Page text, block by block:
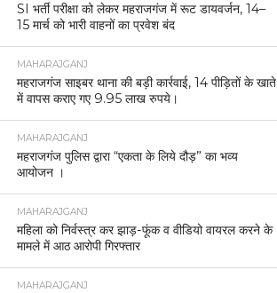
SI भर्ती परीक्षा को लेकर महराजगंज में रूट डायवर्जन, 14–
15 मार्च को भारी वाहनों का प्रवेश बंद
MAHARAJGANJ
महराजगंज साइबर थाना की बड़ी कार्रवाई, 14 पीड़ितों के खाते
में वापस कराए गए 9.95 लाख रुपये।
MAHARAJGANJ
महराजगंज पुलिस द्वारा “एकता के लिये दौड़” का भव्य
आयोजन ।
MAHARAJGANJ
महिला को निर्वस्त्र कर झाड़-फूंक व वीडियो वायरल करने के
मामले में आठ आरोपी गिरफ्तार
MAHARAJGANJ